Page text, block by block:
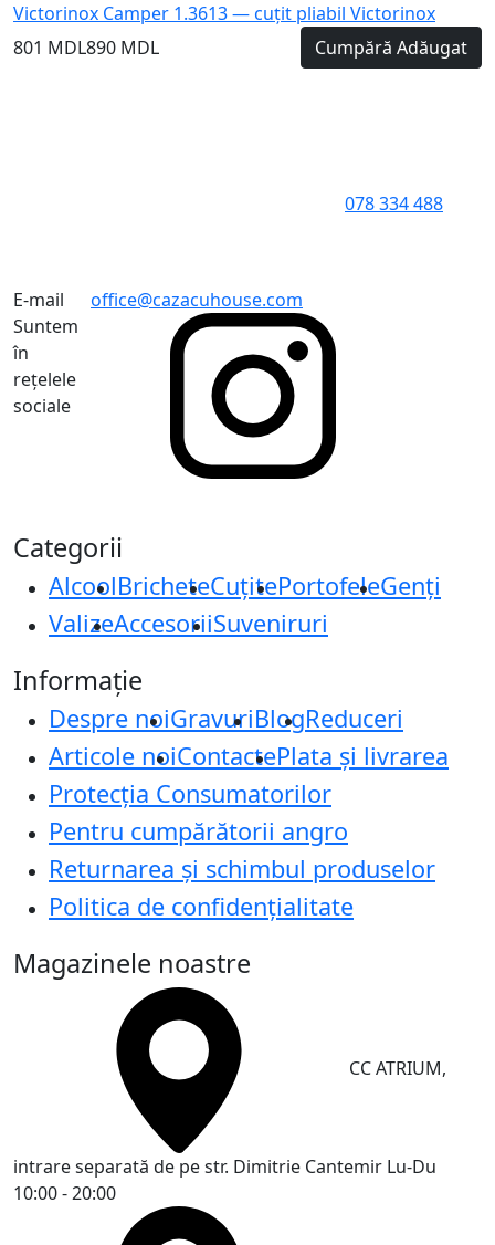
Victorinox Camper 1.3613 — cuțit pliabil Victorinox
801 MDL890 MDL Cumpără Adăugat
078 334 488
E-mail
office@cazacuhouse.com
Suntem
în
rețelele
sociale
Categorii
AlcoolBricheteCuțitePortofeleGenți
ValizeAccesoriiSuveniruri
Informație
Despre noiGravuriBlogReduceri
Articole noiContactePlata și livrarea
Protecţia Consumatorilor
Pentru cumpărătorii angro
Returnarea și schimbul produselor
Politica de confidențialitate
Magazinele noastre
CC ATRIUM,
intrare separată de pe str. Dimitrie Cantemir Lu-Du
10:00 - 20:00